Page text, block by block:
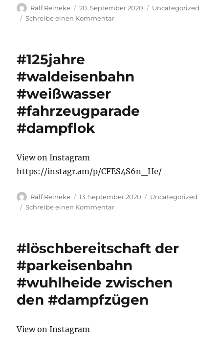
Autor
Ralf Reineke
Veröffentlicht
am
20. September 2020 Kategorien
Uncategorized
Schreibe einen Kommentarzu
der
#125jahre
#waldeisenbahn
#weißwasser
#fahrzeugparade
#dampflok
View on Instagram
https://instagr.am/p/CFES4S6n_He/
Autor
Ralf Reineke
Veröffentlicht
am
13. September 2020 Kategorien
Uncategorized
Schreibe einen Kommentarzu
#fahrzeugparade
#löschbereitschaft der
#parkeisenbahn
#wuhlheide zwischen
den #dampfzügen
View on Instagram